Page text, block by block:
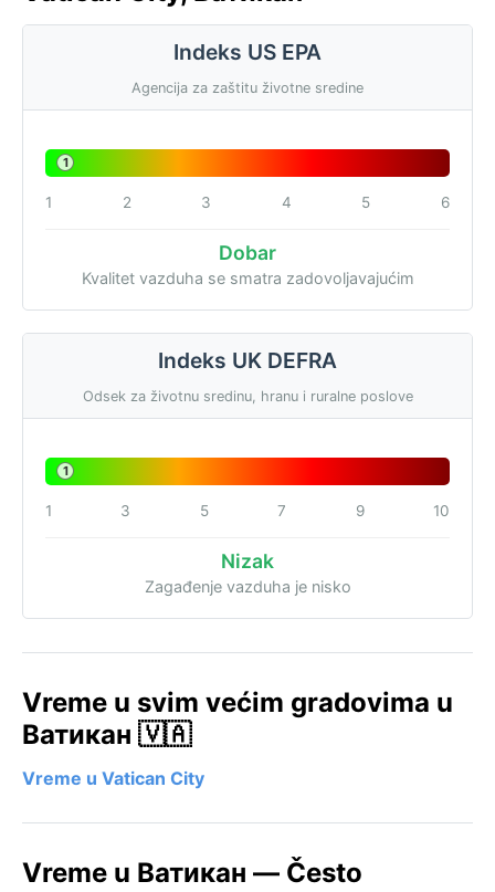
Indeks US EPA
Agencija za zaštitu životne sredine
1
1 2 3 4 5 6
Dobar
Kvalitet vazduha se smatra zadovoljavajućim
Indeks UK DEFRA
Odsek za životnu sredinu, hranu i ruralne poslove
1
1 3 5 7 9 10
Nizak
Zagađenje vazduha je nisko
Vreme u svim većim gradovima u
Ватикан 🇻🇦
Vreme u Vatican City
Vreme u Ватикан — Često